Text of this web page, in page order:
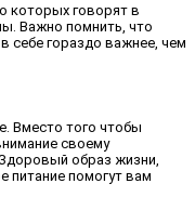
которых говорят в
Важно помнить, что
себе гораздо важнее, чем
Вместо того чтобы
своему
образ жизни,
питание помогут вам